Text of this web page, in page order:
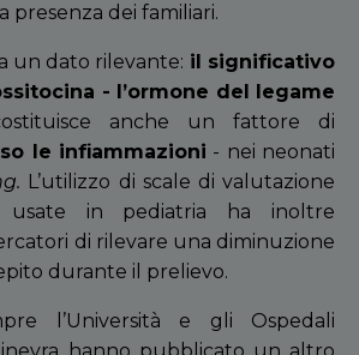
presenza dei familiari.
un dato rilevante: il significativo
- l’ormone del legame
anche un fattore di
le infiammazioni - nei neonati
L’utilizzo di scale di valutazione
usate in pediatria ha inoltre
di rilevare una diminuzione
durante il prelievo.
l’Università e gli Ospedali